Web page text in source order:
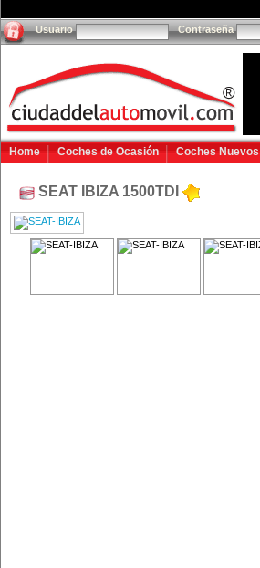
Usuario Contraseña
Home Coches de Ocasión Coches Nuevos
SEAT IBIZA 1500TDI